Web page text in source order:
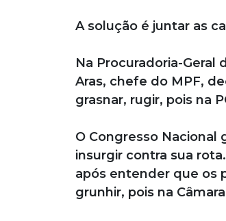
A solução é juntar as
Na Procuradoria-Geral
Aras, chefe do MPF,
grasnar, rugir, pois na
O Congresso
insurgir contra sua
após entender que os
grunhir, pois na